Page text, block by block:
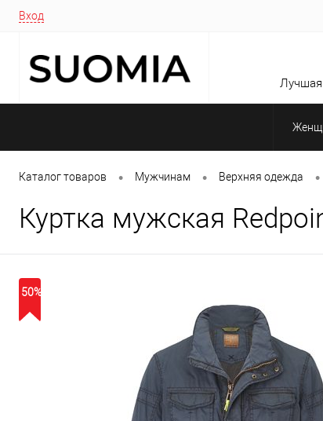
Вход
Лучшая
Каталог товаров • Мужчинам • Верхняя одежда •
Куртка мужская
50%